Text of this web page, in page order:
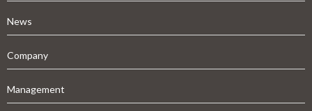
News
Company
Management